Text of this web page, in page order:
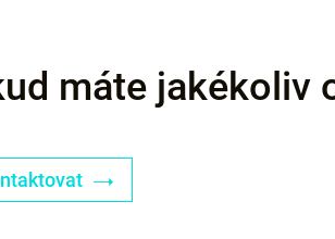
máte jakékoliv